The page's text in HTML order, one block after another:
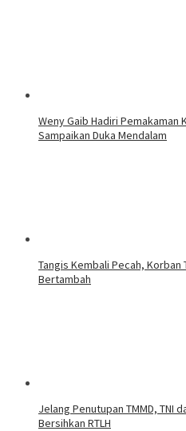
Weny Gaib Hadiri Pemakaman
Sampaikan Duka Mendalam
Tangis Kembali Pecah, Korban
Bertambah
Jelang Penutupan TMMD, TNI
Bersihkan RTLH